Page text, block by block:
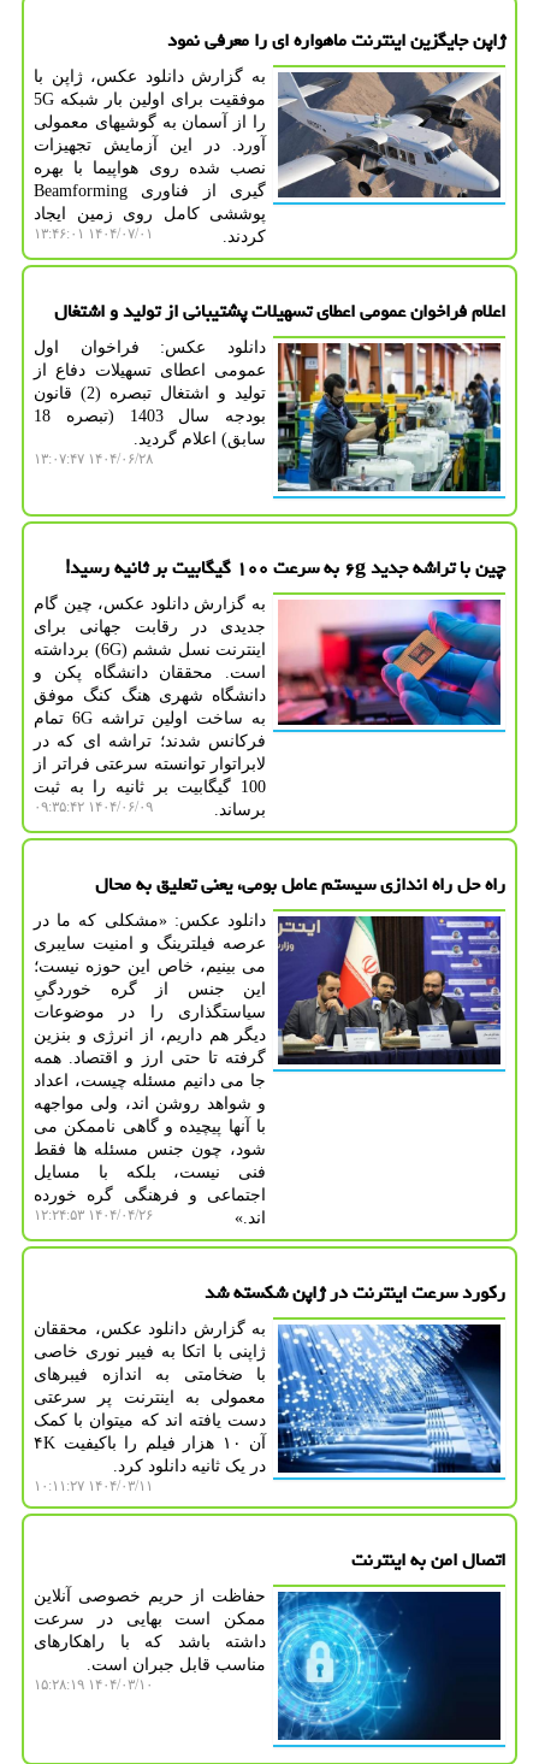
ژاپن جایگزین اینترنت ماهواره ای را معرفی نمود
به گزارش دانلود عکس، ژاپن با
موفقیت برای اولین بار شبکه 5G
را از آسمان به گوشیهای معمولی
آورد. در این آزمایش تجهیزات
نصب شده روی هواپیما با بهره
گیری از فناوری Beamforming
پوششی کامل روی زمین ایجاد
کردند.
۱۴۰۴/۰۷/۰۱ ۱۳:۴۶:۰۱
اعلام فراخوان عمومی اعطای تسهیلات پشتیبانی از تولید و اشتغال
دانلود عکس: فراخوان اول
عمومی اعطای تسهیلات دفاع از
تولید و اشتغال تبصره (2) قانون
بودجه سال 1403 (تبصره 18
سابق) اعلام گردید.
۱۴۰۴/۰۶/۲۸ ۱۳:۰۷:۴۷
چین با تراشه جدید ۶g به سرعت ۱۰۰ گیگابیت بر ثانیه رسید!
به گزارش دانلود عکس، چین گام
جدیدی در رقابت جهانی برای
اینترنت نسل ششم (6G) برداشته
است. محققان دانشگاه پکن و
دانشگاه شهری هنگ کنگ موفق
به ساخت اولین تراشه 6G تمام
فرکانس شدند؛ تراشه ای که در
لابراتوار توانسته سرعتی فراتر از
100 گیگابیت بر ثانیه را به ثبت
برساند.
۱۴۰۴/۰۶/۰۹ ۰۹:۳۵:۴۲
راه حل راه اندازی سیستم عامل بومی، یعنی تعلیق به محال
دانلود عکس: «مشکلی که ما در
عرصه فیلترینگ و امنیت سایبری
می بینیم، خاص این حوزه نیست؛
این جنس از گره خوردگیِ
سیاستگذاری را در موضوعات
دیگر هم داریم، از انرژی و بنزین
گرفته تا حتی ارز و اقتصاد. همه
جا می دانیم مسئله چیست، اعداد
و شواهد روشن اند، ولی مواجهه
با آنها پیچیده و گاهی ناممکن می
شود، چون جنس مسئله ها فقط
فنی نیست، بلکه با مسایل
اجتماعی و فرهنگی گره خورده
اند.»
۱۴۰۴/۰۴/۲۶ ۱۲:۲۴:۵۳
رکورد سرعت اینترنت در ژاپن شکسته شد
به گزارش دانلود عکس، محققان
ژاپنی با اتکا به فیبر نوری خاصی
با ضخامتی به اندازه فیبرهای
معمولی به اینترنت پر سرعتی
دست یافته اند که میتوان با کمک
آن ۱۰ هزار فیلم را باکیفیت ۴K
در یک ثانیه دانلود کرد.
۱۴۰۴/۰۳/۱۱ ۱۰:۱۱:۲۷
اتصال امن به اینترنت
حفاظت از حریم خصوصی آنلاین
ممکن است بهایی در سرعت
داشته باشد که با راهکارهای
مناسب قابل جبران است.
۱۴۰۴/۰۳/۱۰ ۱۵:۲۸:۱۹